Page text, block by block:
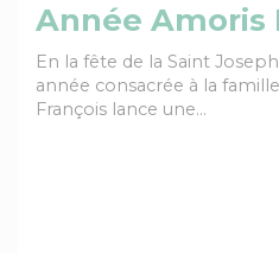
Année Amoris
En la fête de la Saint
année consacrée à la
François lance une…